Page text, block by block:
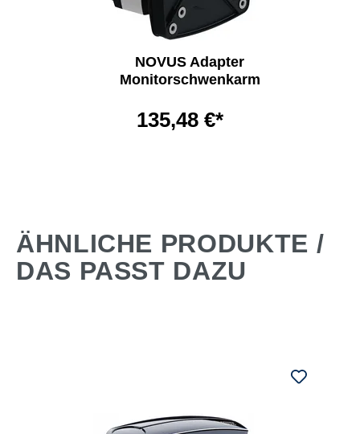
NOVUS Adapter
Monitorschwenkarm
135,48 €*
ÄHNLICHE PRODUKTE /
DAS PASST DAZU